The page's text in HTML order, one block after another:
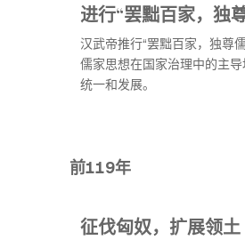
进行“罢黜百家，独
汉武帝推行“罢黜百家，独尊
儒家思想在国家治理中的主
统一和发展。
前119年
征伐匈奴，扩展领土